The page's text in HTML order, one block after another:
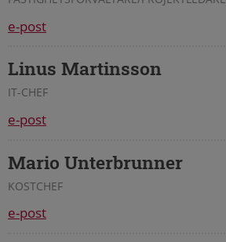
e-post
Linus Martinsson
IT-CHEF
e-post
Mario Unterbrunner
KOSTCHEF
e-post